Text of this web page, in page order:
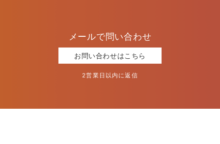
メールで問い合わせ
お問い合わせはこちら
2営業日以内に返信